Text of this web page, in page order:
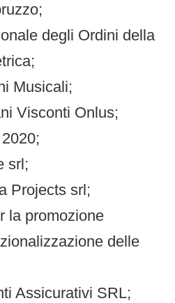
degli Ordini della
Musicali;
Visconti Onlus;
srl;
Projects srl;
la promozione
delle
Assicurativi SRL;